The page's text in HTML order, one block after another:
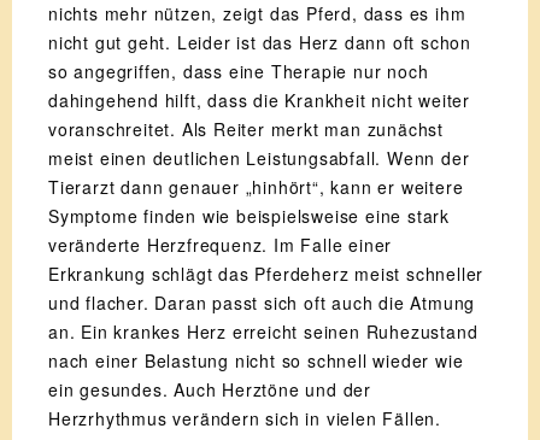
nichts mehr nützen, zeigt das Pferd, dass es ihm
nicht gut geht. Leider ist das Herz dann oft schon
so angegriffen, dass eine Therapie nur noch
dahingehend hilft, dass die Krankheit nicht weiter
voranschreitet. Als Reiter merkt man zunächst
meist einen deutlichen Leistungsabfall. Wenn der
Tierarzt dann genauer „hinhört“, kann er weitere
Symptome finden wie beispielsweise eine stark
veränderte Herzfrequenz. Im Falle einer
Erkrankung schlägt das Pferdeherz meist schneller
und flacher. Daran passt sich oft auch die Atmung
an. Ein krankes Herz erreicht seinen Ruhezustand
nach einer Belastung nicht so schnell wieder wie
ein gesundes. Auch Herztöne und der
Herzrhythmus verändern sich in vielen Fällen.